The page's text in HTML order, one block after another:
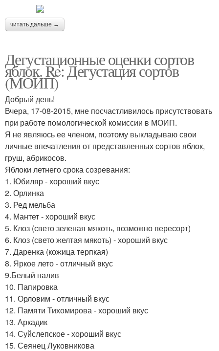
читать дальше →
Дегустационные оценки сортов
яблок. Re: Дегустация сортов
(МОИП)
Добрый день!
Вчера, 17-08-2015, мне посчастливилось присутствовать
при работе помологической комиссии в МОИП.
Я не являюсь ее членом, поэтому выкладываю свои
личные впечатления от представленных сортов яблок,
груш, абрикосов.
Яблоки летнего срока созревания:
1. Юбиляр - хороший вкус
2. Орлинка
3. Ред мельба
4. Мантет - хороший вкус
5. Клоз (свето зеленая мякоть, возможно пересорт)
6. Клоз (свето желтая мякоть) - хороший вкус
7. Даренка (кожица терпкая)
8. Яркое лето - отличный вкус
9.Белый налив
10. Папировка
11. Орловим - отличный вкус
12. Памяти Тихомирова - хороший вкус
13. Аркадик
14. Суйслепское - хороший вкус
15. Сеянец Луковникова